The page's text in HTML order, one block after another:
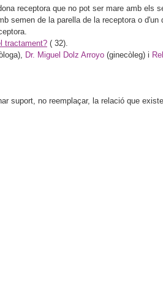
receptora que no pot ser mare amb els
semen de la parella de la receptora o
tractament? ( 32).
Dr. Miguel Dolz Arroyo (ginecòleg) i
suport, no reemplaçar, la relació que